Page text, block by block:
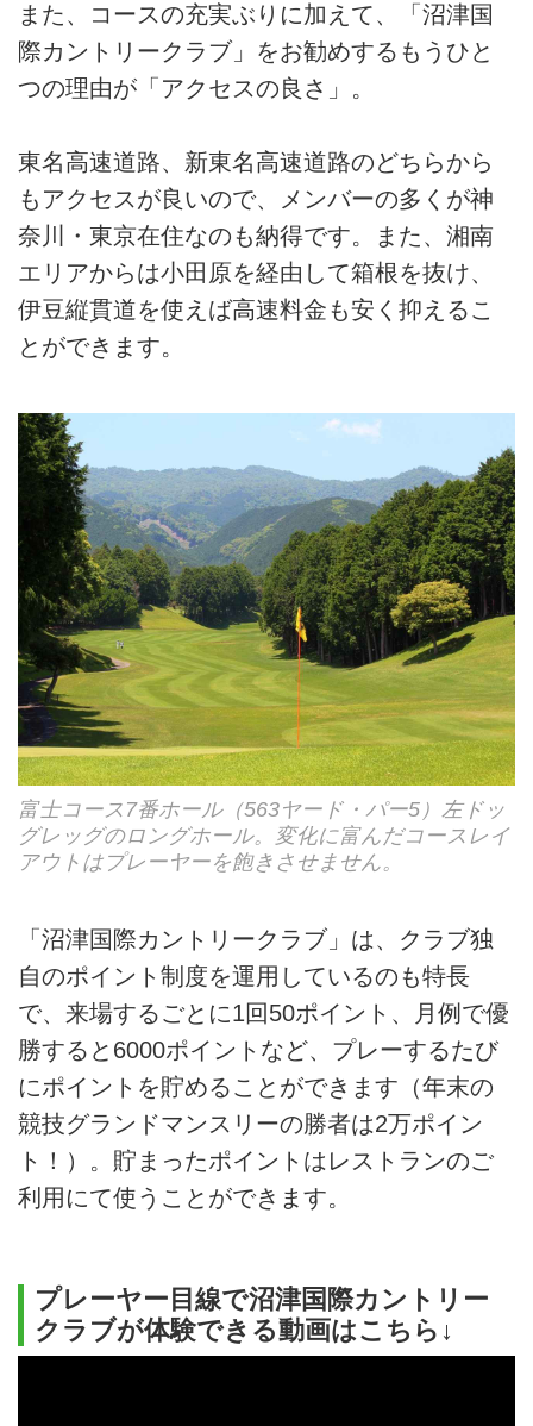
また、コースの充実ぶりに加えて、「沼津国
際カントリークラブ」をお勧めするもうひと
つの理由が「アクセスの良さ」。
東名高速道路、新東名高速道路のどちらから
もアクセスが良いので、メンバーの多くが神
奈川・東京在住なのも納得です。また、湘南
エリアからは小田原を経由して箱根を抜け、
伊豆縦貫道を使えば高速料金も安く抑えるこ
とができます。
富士コース7番ホール（563ヤード・パー5）左ドッ
グレッグのロングホール。変化に富んだコースレイ
アウトはプレーヤーを飽きさせません。
「沼津国際カントリークラブ」は、クラブ独
自のポイント制度を運用しているのも特長
で、来場するごとに1回50ポイント、月例で優
勝すると6000ポイントなど、プレーするたび
にポイントを貯めることができます（年末の
競技グランドマンスリーの勝者は2万ポイン
ト！）。貯まったポイントはレストランのご
利用にて使うことができます。
プレーヤー目線で沼津国際カントリー
クラブが体験できる動画はこちら↓